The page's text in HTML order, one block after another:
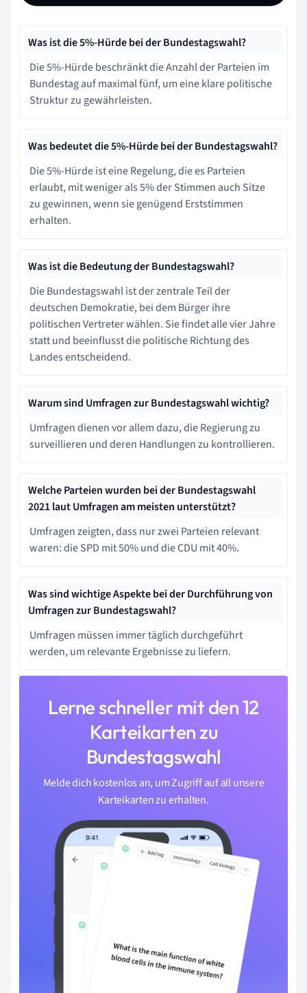
Was ist die 5%-Hürde bei der Bundestagswahl?
Die 5%-Hürde beschränkt die Anzahl der Parteien im
Bundestag auf maximal fünf, um eine klare politische
Struktur zu gewährleisten.
Was bedeutet die 5%-Hürde bei der Bundestagswahl?
Die 5%-Hürde ist eine Regelung, die es Parteien
erlaubt, mit weniger als 5% der Stimmen auch Sitze
zu gewinnen, wenn sie genügend Erststimmen
erhalten.
Was ist die Bedeutung der Bundestagswahl?
Die Bundestagswahl ist der zentrale Teil der
deutschen Demokratie, bei dem Bürger ihre
politischen Vertreter wählen. Sie findet alle vier Jahre
statt und beeinflusst die politische Richtung des
Landes entscheidend.
Warum sind Umfragen zur Bundestagswahl wichtig?
Umfragen dienen vor allem dazu, die Regierung zu
surveillieren und deren Handlungen zu kontrollieren.
Welche Parteien wurden bei der Bundestagswahl
2021 laut Umfragen am meisten unterstützt?
Umfragen zeigten, dass nur zwei Parteien relevant
waren: die SPD mit 50% und die CDU mit 40%.
Was sind wichtige Aspekte bei der Durchführung von
Umfragen zur Bundestagswahl?
Umfragen müssen immer täglich durchgeführt
werden, um relevante Ergebnisse zu liefern.
Lerne schneller mit den 12
Karteikarten zu
Bundestagswahl
Melde dich kostenlos an, um Zugriff auf all unsere
Karteikarten zu erhalten.